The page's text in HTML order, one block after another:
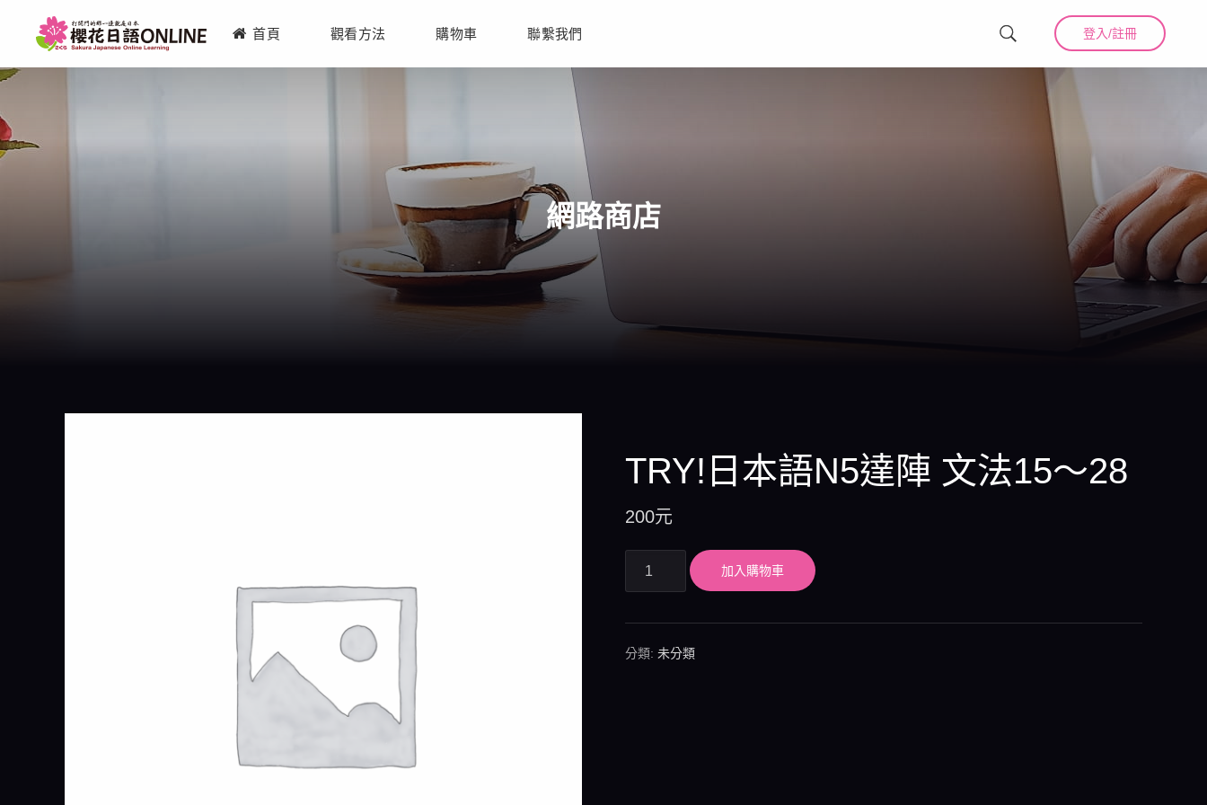
登入/註冊
首頁 觀看方法 購物車 聯繫我們
網路商店
TRY!日本語N5達陣 文法15～28
200元
加入購物車
分類: 未分類